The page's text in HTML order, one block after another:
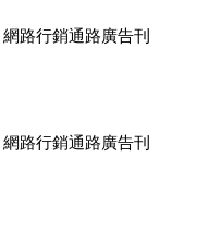
路行銷通路廣告刊
面優惠中....
路行銷通路廣告刊
面優惠中....